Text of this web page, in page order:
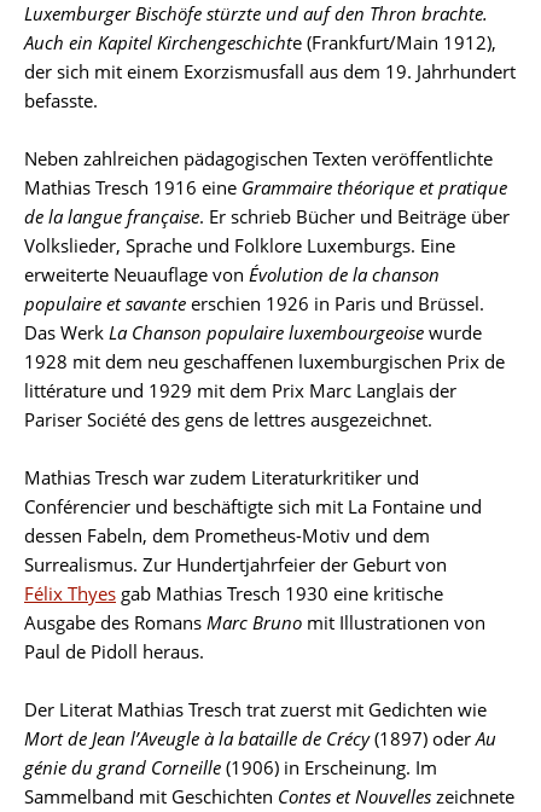
Luxemburger Bischöfe stürzte und auf den Thron brachte.
Auch ein Kapitel Kirchengeschichte (Frankfurt/Main 1912),
der sich mit einem Exorzismusfall aus dem 19. Jahrhundert
befasste.
Neben zahlreichen pädagogischen Texten veröffentlichte
Mathias Tresch 1916 eine Grammaire théorique et pratique
de la langue française. Er schrieb Bücher und Beiträge über
Volkslieder, Sprache und Folklore Luxemburgs. Eine
erweiterte Neuauflage von Évolution de la chanson
populaire et savante erschien 1926 in Paris und Brüssel.
Das Werk La Chanson populaire luxembourgeoise wurde
1928 mit dem neu geschaffenen luxemburgischen Prix de
littérature und 1929 mit dem Prix Marc Langlais der
Pariser Société des gens de lettres ausgezeichnet.
Mathias Tresch war zudem Literaturkritiker und
Conférencier und beschäftigte sich mit La Fontaine und
dessen Fabeln, dem Prometheus-Motiv und dem
Surrealismus. Zur Hundertjahrfeier der Geburt von
Félix Thyes gab Mathias Tresch 1930 eine kritische
Ausgabe des Romans Marc Bruno mit Illustrationen von
Paul de Pidoll heraus.
Der Literat Mathias Tresch trat zuerst mit Gedichten wie
Mort de Jean lʼAveugle à la bataille de Crécy(1897) oderAu
génie du grand Corneille (1906) in Erscheinung. Im
Sammelband mit Geschichten Contes et Nouvelles zeichnete